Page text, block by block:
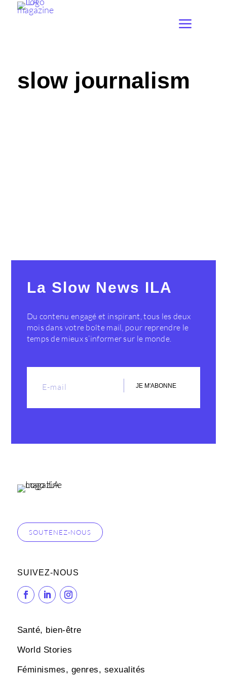
slow journalism
La Slow News ILA
Du contenu engagé et inspirant, tous les deux
mois dans votre boîte mail, pour reprendre le
temps de mieux s’informer sur le monde.
JE M'ABONNE
SOUTENEZ-NOUS
SUIVEZ-NOUS
Santé, bien-être
World Stories
Féminismes, genres, sexualités